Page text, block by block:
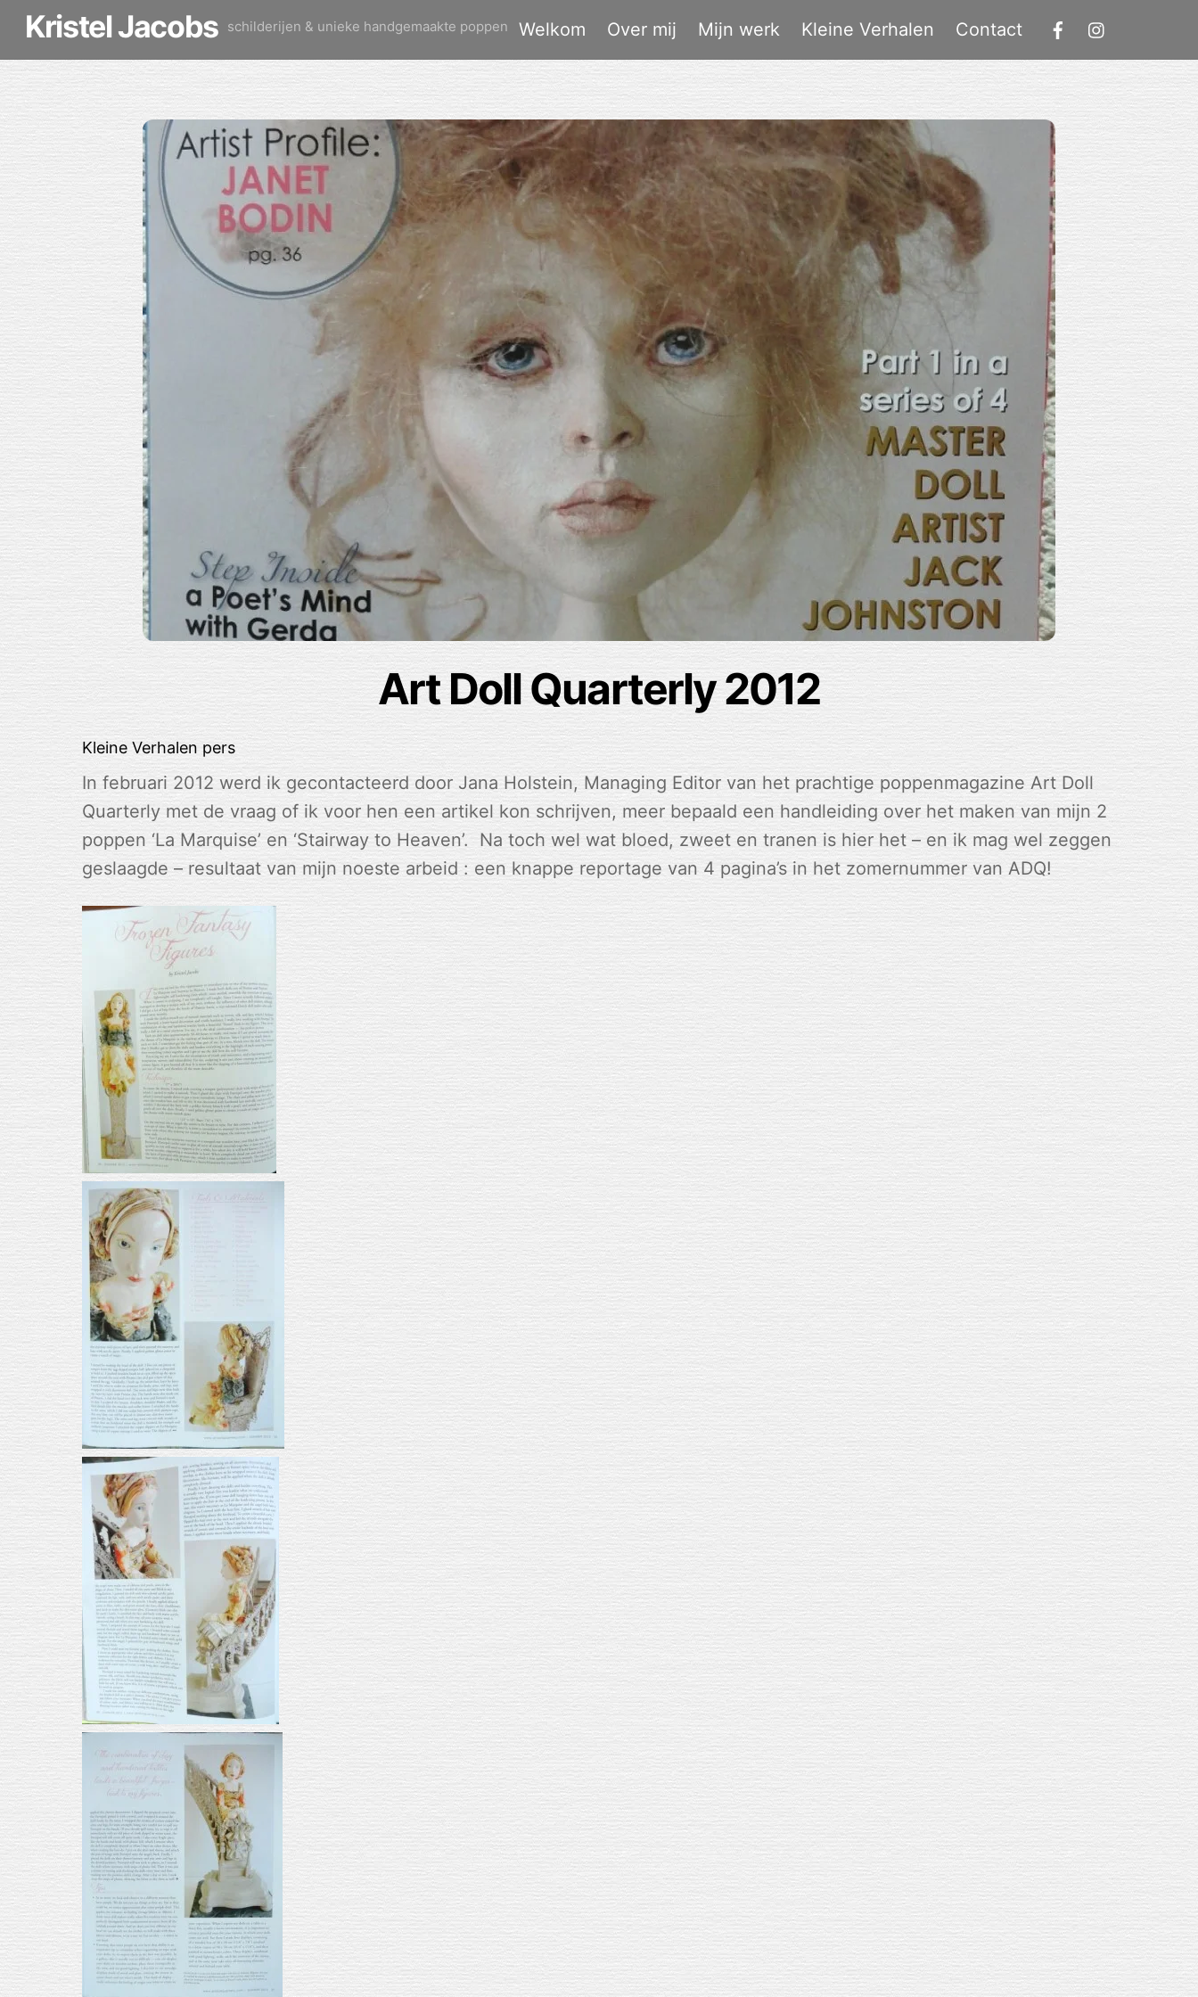
Skip
content
Kristel Jacobs schilderijen & unieke handgemaakte poppen Welkom Over mij Mijn werk Kleine Verhalen Contact
Art Doll Quarterly 2012
Kleine Verhalen pers
In februari 2012 werd ik gecontacteerd door Jana Holstein, Managing Editor van het prachtige poppenmagazine Art Doll
Quarterly met de vraag of ik voor hen een artikel kon schrijven, meer bepaald een handleiding over het maken van mijn 2
poppen ‘La Marquise’ en ‘Stairway to Heaven’. Na toch wel wat bloed, zweet en tranen is hier het – en ik mag wel zeggen
geslaagde – resultaat van mijn noeste arbeid : een knappe reportage van 4 pagina’s in het zomernummer van ADQ!